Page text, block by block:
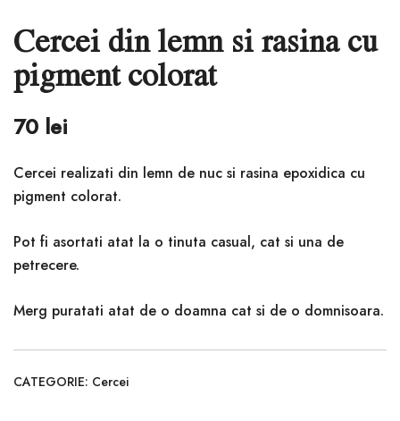
Cercei din lemn si rasina cu
pigment colorat
70 lei
Cercei realizati din lemn de nuc si rasina epoxidica cu
pigment colorat.
Pot fi asortati atat la o tinuta casual, cat si una de
petrecere.
Merg puratati atat de o doamna cat si de o domnisoara.
CATEGORIE: Cercei